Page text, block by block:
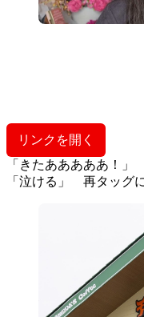
リンクを開く
「きたあああああ！
「泣ける」 再タッグ